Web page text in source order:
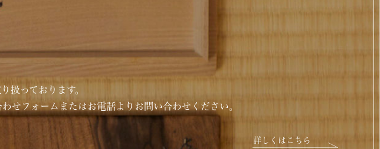
扱っております。
せフォームまたはお電話よりお問い合わせください。
詳しくはこちら